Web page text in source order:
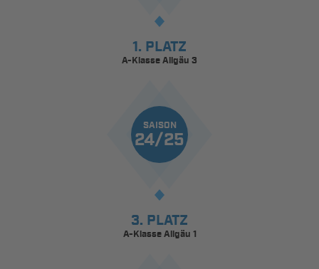
1. PLATZ
A-Klasse Allgäu 3
SAISON
24/25
3. PLATZ
A-Klasse Allgäu 1